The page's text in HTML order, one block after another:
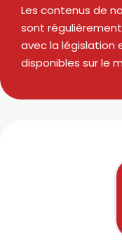
Les contenus de
sont
avec la législation
disponibles sur le